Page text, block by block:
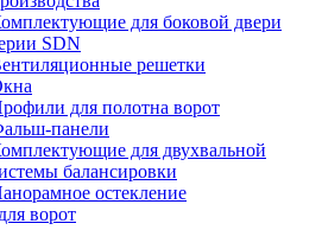
для боковой двери
SDN
решетки
для полотна ворот
панели
для двухвальной
балансировки
остекление
ворот